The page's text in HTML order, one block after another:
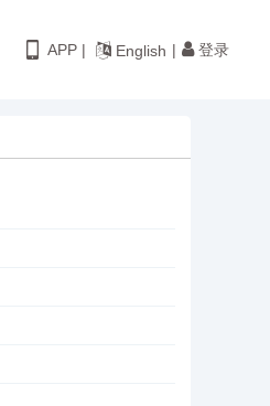
APP | English | 登录